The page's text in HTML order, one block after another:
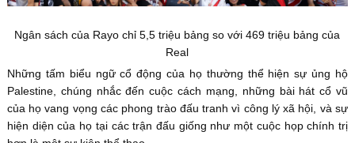
Ngân sách của Rayo chỉ 5,5 triệu bảng so với 469 triệu bảng của
Real
Những tấm biểu ngữ cổ động của họ thường thể hiện sự ủng hộ
Palestine, chúng nhắc đến cuộc cách mạng, những bài hát cổ vũ
của họ vang vọng các phong trào đấu tranh vì công lý xã hội, và sự
hiện diện của họ tại các trận đấu giống như một cuộc họp chính trị